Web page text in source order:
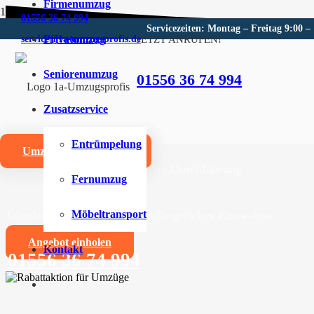
01556 36 74 994
service@1a-umzugsprofis.de
Servicezeiten: Montag – Freitag 9:00 –
JETZT ANRUFEN!
01556 36 74 994
Firmenumzug
Privatumzug
Seniorenumzug
Zusatzservice
Entrümpelung
Fernumzug
Möbeltransport
Kontakt
Umzugskostenrechner
Umzugsunternehmen für
Wir sind Ihr kompetentes Umzugsunternehmen für
Zuverlässige und professionelle Durchführung
Jahrelange Erfahrung und umfangreiches Know-how
Angebot einholen
01556 36 74 994